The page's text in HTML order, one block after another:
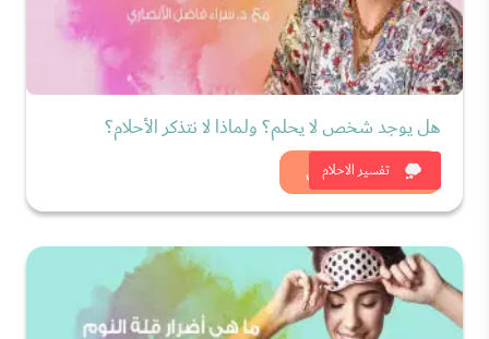
تفسير الاحلام
هل يوجد شخص لا يحلم؟ ولماذا لا نتذكر الأحلام؟
شاهد الان